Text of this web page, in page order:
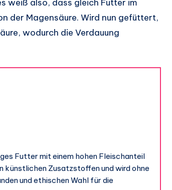
weiß also, dass gleich Futter im
der Magensäure. Wird nun gefüttert,
wodurch die Verdauung
Futter mit einem hohen Fleischanteil
künstlichen Zusatzstoffen und wird ohne
und ethischen Wahl für die